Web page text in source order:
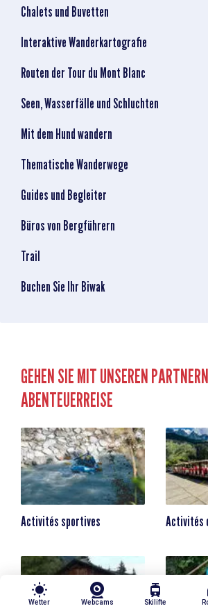
Chalets und Buvetten
Interaktive Wanderkartografie
Routen der Tour du Mont Blanc
Seen, Wasserfälle und Schluchten
Mit dem Hund wandern
Thematische Wanderwege
Guides und Begleiter
Büros von Bergführern
Trail
Buchen Sie Ihr Biwak
GEHEN SIE MIT UNSEREN
ABENTEUERREISE
Activités sportives Activités
wb_sunny
Wetter Webcams
tram
Skilifte